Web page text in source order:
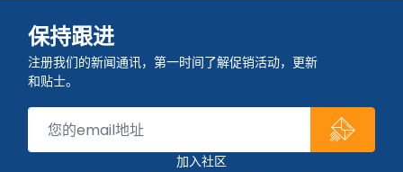
保持跟进
注册我们的新闻通讯，第一时间了解促销活动，更新
和贴士。
加入社区